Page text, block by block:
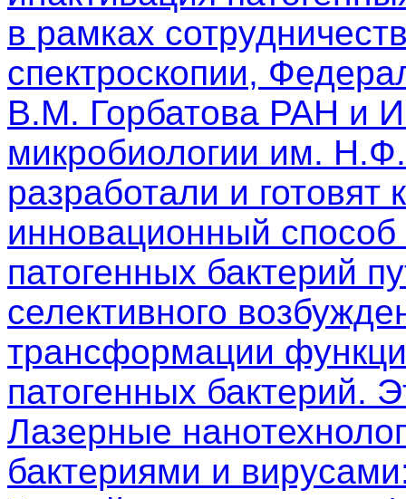
в рамках
спектроскопии,
В.М. Горбатова РАН и
микробиологии им.
разработали и готовят
инновационный
патогенных бактерий
селективного
трансформации
патогенных бактерий.
Лазерные
бактериями и вирусами